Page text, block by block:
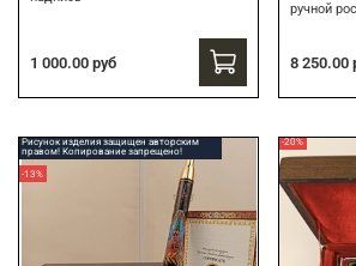
1 000.00 руб
ручной
8 250.00
Рисунок изделия защищен авторским
правом! Копирование запрещено!
-13%
-20%